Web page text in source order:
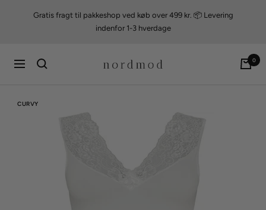
Gratis fragt til pakkeshop ved køb over 499 kr. 📦 Levering
indenfor 1-3 hverdage
Navigation nordmod 0
CURVY